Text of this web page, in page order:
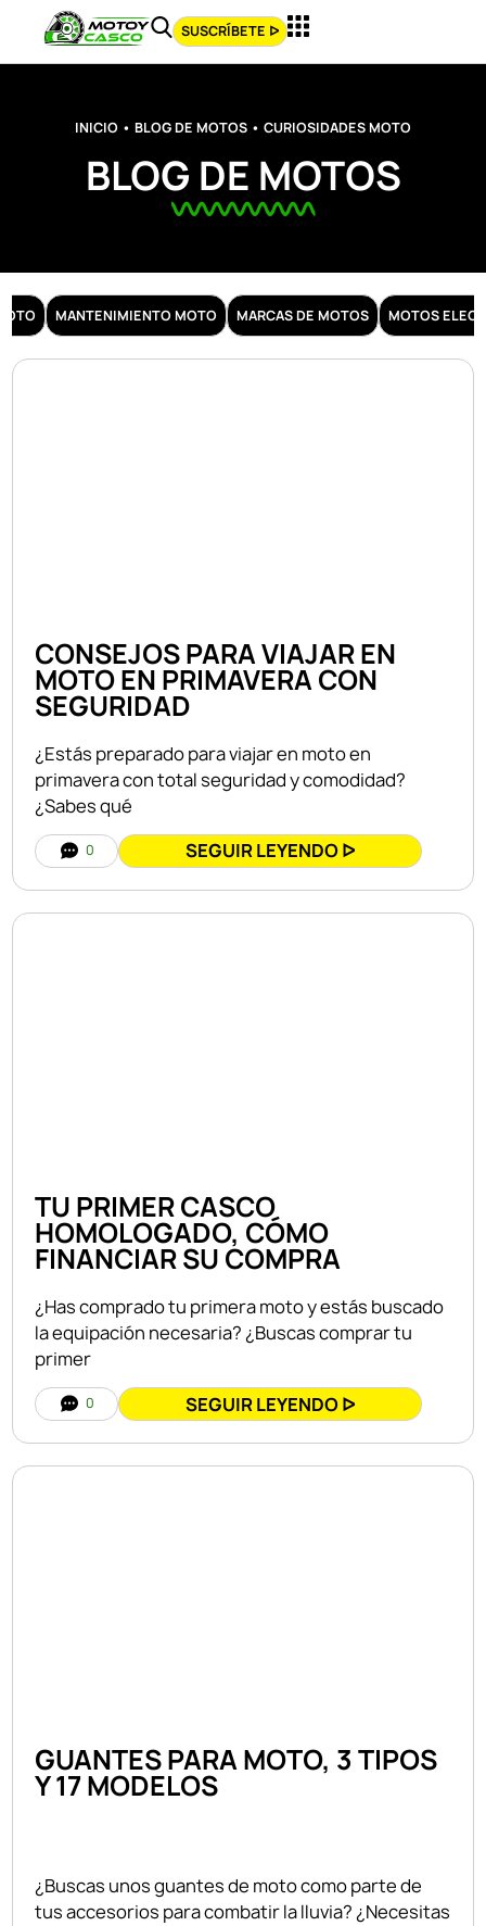
SUSCRÍBETE ᐅ
INICIO • BLOG DE MOTOS • CURIOSIDADES MOTO
BLOG DE MOTOS
MANTENIMIENTO MOTO MARCAS DE MOTOS MOTOS
CONSEJOS PARA VIAJAR EN
MOTO EN PRIMAVERA CON
SEGURIDAD
¿Estás preparado para viajar en moto en
primavera con total seguridad y comodidad?
¿Sabes qué
0 SEGUIR LEYENDO ᐅ
TU PRIMER CASCO
HOMOLOGADO, CÓMO
FINANCIAR SU COMPRA
¿Has comprado tu primera moto y estás buscado
la equipación necesaria? ¿Buscas comprar tu
primer
0 SEGUIR LEYENDO ᐅ
GUANTES PARA MOTO, 3 TIPOS
Y 17 MODELOS
¿Buscas unos guantes de moto como parte de
tus accesorios para combatir la lluvia? ¿Necesitas